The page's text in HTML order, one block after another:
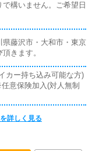
構いません。ご希望日
藤沢市・大和市・東京
きます。
カー持ち込み可能な方)
意保険加入(対人無制
詳しく見る